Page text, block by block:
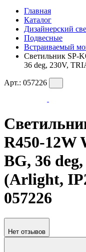
Главная
Каталог
Дизайнерский
Подвесные
Встраиваемый
Светильник SP-
36 deg, 230V,
Арт.: 057226
R450-12W
BG, 36
(Arlight,
057226
Нет отзывов